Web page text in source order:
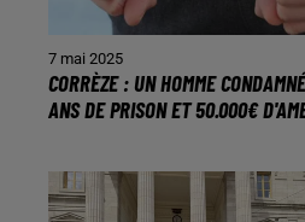
7 mai 2025
CORRÈZE : UN HOMME
ANS DE PRISON ET 50.000€